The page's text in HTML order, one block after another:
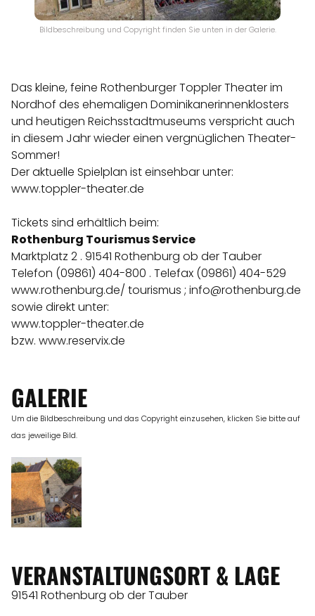
Bildbeschreibung und Copyright finden Sie unten in der Galerie.
Das kleine, feine Rothenburger Toppler Theater im
Nordhof des ehemaligen Dominikanerinnenklosters
und heutigen Reichsstadtmuseums verspricht auch
in diesem Jahr wieder einen vergnüglichen Theater-
Sommer!
Der aktuelle Spielplan ist einsehbar unter:
www.toppler-theater.de
Tickets sind erhältlich beim:
Rothenburg Tourismus Service
Marktplatz 2 . 91541 Rothenburg ob der Tauber
Telefon (09861) 404-800 . Telefax (09861) 404-529
www.rothenburg.de/ tourismus ; info@rothenburg.de
sowie direkt unter:
www.toppler-theater.de
bzw. www.reservix.de
GALERIE
Um die Bildbeschreibung und das Copyright einzusehen, klicken Sie bitte auf
das jeweilige Bild.
VERANSTALTUNGSORT & LAGE
91541 Rothenburg ob der Tauber